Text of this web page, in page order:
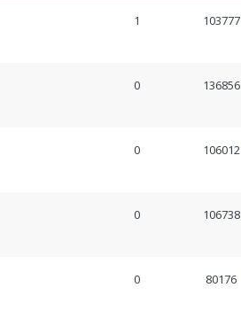
1 103777
0 136856
0 106012
0 106738
0 80176